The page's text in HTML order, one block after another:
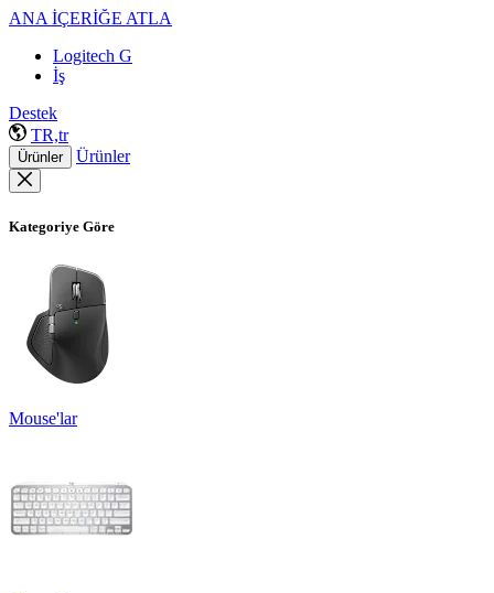
ANA İÇERİĞE ATLA
Logitech G
İş
Destek
TR,tr
Ürünler Ürünler
Kategoriye Göre
Mouse'lar